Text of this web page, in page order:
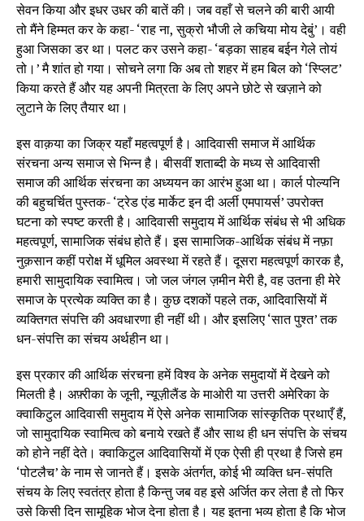
सेवन किया और इधर उधर की बातें की। जब वहाँ से चलने की बारी आयी
तो मैंने हिम्मत कर के कहा- ‘राह ना, सुक्रो भौजी ले कचिया मोय देबुं’। वही
हुआ जिसका डर था। पलट कर उसने कहा- ‘बड़का साहब बईन गेले तोयं
तो।’ मै शांत हो गया। सोचने लगा कि अब तो शहर में हम बिल को ‘स्प्लिट’
किया करते हैं और यह अपनी मित्रता के लिए अपने छोटे से खज़ाने को
लुटाने के लिए तैयार था।
इस वाक़या का जिक्र यहाँ महत्वपूर्ण है। आदिवासी समाज में आर्थिक
संरचना अन्य समाज से भिन्न है। बीसवीं शताब्दी के मध्य से आदिवासी
समाज की आर्थिक संरचना का अध्ययन का आरंभ हुआ था। कार्ल पोल्यनि
की बहुचर्चित पुस्तक- ‘ट्रेड एंड मार्केट इन दी अर्ली एमपायर्स’ उपरोक्त
घटना को स्पष्ट करती है। आदिवासी समुदाय में आर्थिक संबंध से भी अधिक
महत्वपूर्ण, सामाजिक संबंध होते हैं। इस सामाजिक-आर्थिक संबंध में नफ़ा
नुक़सान कहीं परोक्ष में धूमिल अवस्था में रहते हैं। दूसरा महत्वपूर्ण कारक है,
हमारी सामुदायिक स्वामित्व। जो जल जंगल ज़मीन मेरी है, वह उतना ही मेरे
समाज के प्रत्येक व्यक्ति का है। कुछ दशकों पहले तक, आदिवासियों में
व्यक्तिगत संपत्ति की अवधारणा ही नहीं थी। और इसलिए ‘सात पुश्त’ तक
धन-संपत्ति का संचय अर्थहीन था।
इस प्रकार की आर्थिक संरचना हमें विश्व के अनेक समुदायों में देखने को
मिलती है। अफ़्रीका के जूनी, न्यूज़ीलैंड के माओरी या उत्तरी अमेरिका के
क्वाकिटुल आदिवासी समुदाय में ऐसे अनेक सामाजिक सांस्कृतिक प्रथाएँ हैं,
जो सामुदायिक स्वामित्व को बनाये रखते हैं और साथ ही धन संपत्ति के संचय
को होने नहीं देते। क्वाकिटुल आदिवासियों में एक ऐसी ही प्रथा है जिसे हम
‘पोटलैच’ के नाम से जानते हैं। इसके अंतर्गत, कोई भी व्यक्ति धन-संपति
संचय के लिए स्वतंत्र होता है किन्तु जब वह इसे अर्जित कर लेता है तो फिर
उसे किसी दिन सामूहिक भोज देना होता है। यह इतना भव्य होता है कि भोज